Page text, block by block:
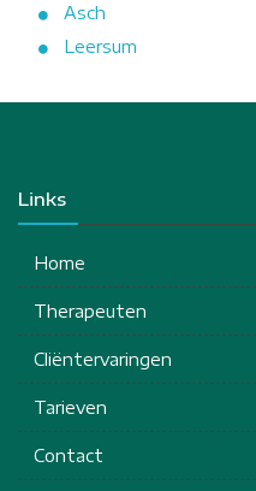
Asch
Leersum
Links
Home
Therapeuten
Cliëntervaringen
Tarieven
Contact